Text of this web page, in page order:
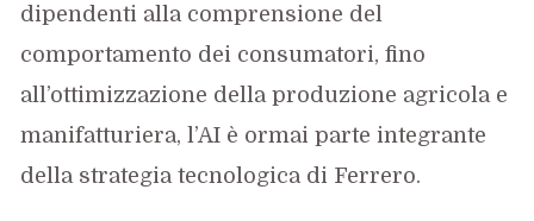
dipendenti alla comprensione del
comportamento dei consumatori, fino
all’ottimizzazione della produzione agricola e
manifatturiera, l’AI è ormai parte integrante
della strategia tecnologica di Ferrero.